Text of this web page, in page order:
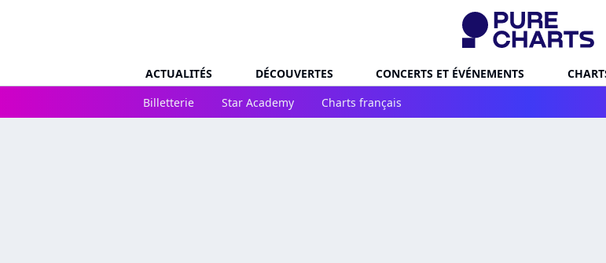
ACTUALITÉS DÉCOUVERTES CONCERTS ET ÉVÉNEMENTS
Billetterie
Star Academy Charts français